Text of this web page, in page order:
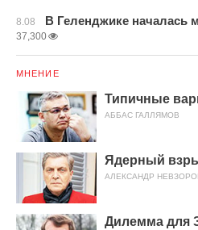
8.08 В Геленджике началась
37,300
МНЕНИЕ
Типичные
АББАС ГАЛЛЯМОВ
Ядерный
АЛЕКСАНДР
Дилемма для